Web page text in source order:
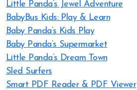
Little Panda’s Jewel Adventure
BabyBus Kids: Play & Learn
Baby Panda’s Kids Play
Baby Panda’s Supermarket
Little Panda’s Dream Town
Sled Surfers
Smart PDF Reader & PDF Viewer